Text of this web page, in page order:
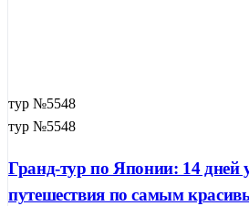
тур №5548
тур №5548
Гранд-тур по Японии: 14 дней
путешествия по самым